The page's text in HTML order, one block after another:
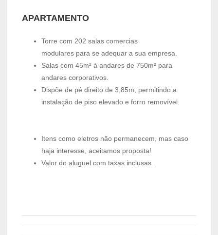
APARTAMENTO
Torre com 202 salas comercias
modulares para se adequar a sua empresa.
Salas com 45m² à andares de 750m² para
andares corporativos.
Dispõe de pé direito de 3,85m, permitindo a
instalação de piso elevado e forro removível.
Itens como eletros não permanecem, mas caso
haja interesse, aceitamos proposta!
Valor do aluguel com taxas inclusas.